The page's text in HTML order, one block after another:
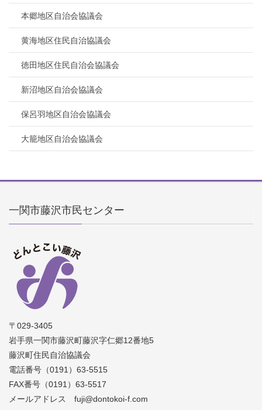
本郷地区自治会協議会
黄海地区住民自治協議会
徳田地区住民自治会協議会
新沼地区自治会協議会
保呂羽地区自治会協議会
大籠地区自治会協議会
一関市藤沢市民センター
〒029-3405
岩手県一関市藤沢町藤沢字仁郷12番地5
藤沢町住民自治協議会
電話番号（0191）63-5515
FAX番号（0191）63-5517
メールアドレス fuji@dontokoi-f.com